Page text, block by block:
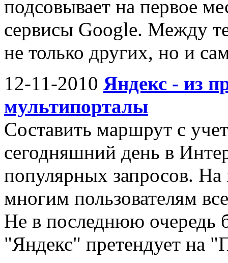
подсовывает на первое
сервисы Google. Между
не только других, но и
12-11-2010 Яндекс - из
мультипорталы
Составить маршрут с
сегодняшний день в
популярных запросов.
многим пользователям
Не в последнюю очередь
"Яндекс" претендует на